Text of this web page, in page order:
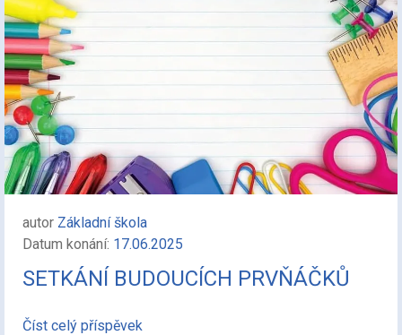
autor Základní škola
Datum konání: 17.06.2025
SETKÁNÍ BUDOUCÍCH PRVŇÁČKŮ
Číst celý příspěvek